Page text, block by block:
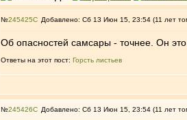
№245425 Добавлено: Сб 13 Июн 15, 23:54 (11 лет
Об опасностей самсары - точнее. Он
Ответы на этот пост: Горсть листьев
№245426 Добавлено: Сб 13 Июн 15, 23:54 (11 лет